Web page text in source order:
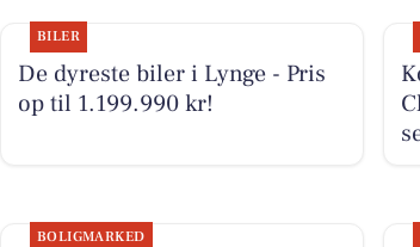
BILER
De dyreste biler i Lynge - Pris
op til 1.199.990 kr!
BOLIGMARKED